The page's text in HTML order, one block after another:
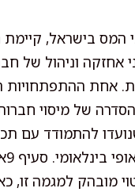
המס בישראל,
וניהול של
אחת ההתפתחויות
של מיסוי
להתמודד עם
מובהק למגמה זו,